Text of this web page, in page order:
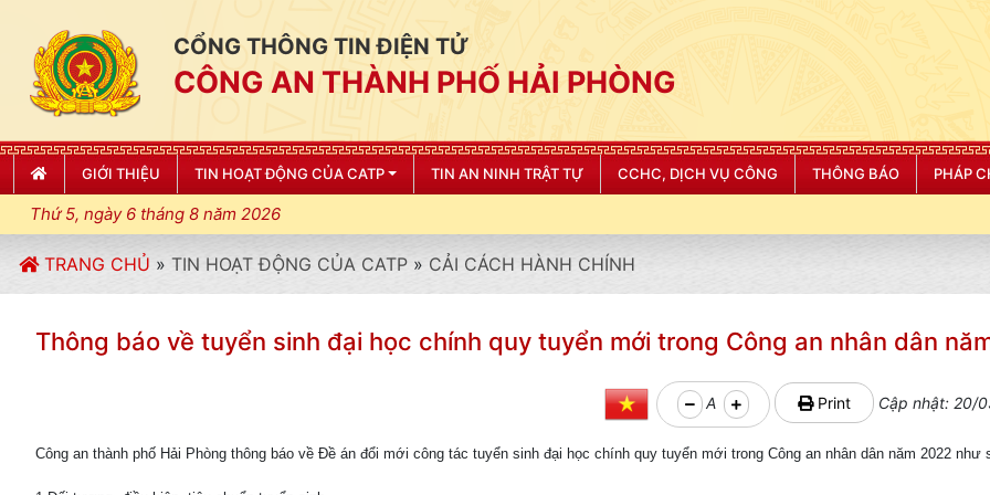
CỔNG THÔNG TIN ĐIỆN TỬ
CÔNG AN THÀNH PHỐ HẢI PHÒNG
GIỚI THIỆU TIN HOẠT ĐỘNG CỦA CATP TIN AN NINH TRẬT TỰ CCHC, DỊCH VỤ CÔNG THÔNG BÁO PHÁP
Thứ 5, ngày 6 tháng 8 năm 2026
TRANG CHỦ » TIN HOẠT ĐỘNG CỦA CATP » CẢI CÁCH HÀNH CHÍNH
Thông báo về tuyển sinh đại học chính quy tuyển mới trong Công an nhân dân
A Print Cập nhật: 20/
Công an thành phố Hải Phòng thông báo về Đề án đổi mới công tác tuyển sinh đại học chính quy tuyển mới trong Công an nhân dân năm 2022 như